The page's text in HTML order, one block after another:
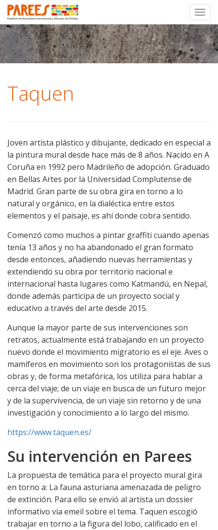
Skip
to
content
Taquen
Joven artista plástico y dibujante, dedicado en especial a
la pintura mural desde hace más de 8 años. Nacido en A
Coruña en 1992 pero Madrileño de adopción. Graduado
en Bellas Artes por la Universidad Complutense de
Madrid. Gran parte de su obra gira en torno a lo
natural y orgánico, en la dialéctica entre estos
elementos y el paisaje, es ahí donde cobra sentido.
Comenzó como muchos a pintar graffiti cuando apenas
tenía 13 años y no ha abandonado el gran formato
desde entonces, añadiendo nuevas herramientas y
extendiendo su obra por territorio nacional e
internacional hasta lugares como Katmandú, en Nepal,
donde además participa de un proyecto social y
educativo a través del arte desde 2015.
Aunque la mayor parte de sus intervenciones son
retratos, actualmente está trabajando en un proyecto
nuevo donde el movimiento migratorio es el eje. Aves o
mamíferos en movimiento son los protagonistas de sus
obras y, de forma metafórica, los utiliza para hablar a
cerca del viaje; de un viaje en busca de un futuro mejor
y de la supervivencia, de un viaje sin retorno y de una
investigación y conocimiento a lo largo del mismo.
https://www.taquen.es/
Su intervención en Parees
La propuesta de temática para el proyecto mural gira
en torno a: La fauna asturiana amenazada de peligro
de extinción. Para ello se envió al artista un dossier
informativo vía emeil sobre el tema. Taquen escogió
trabajar en torno a la figura del lobo, calificado en el